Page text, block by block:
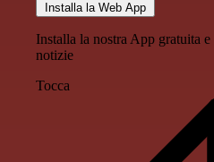
Installa la Web App
Installa la nostra App gratuita
notizie
Tocca